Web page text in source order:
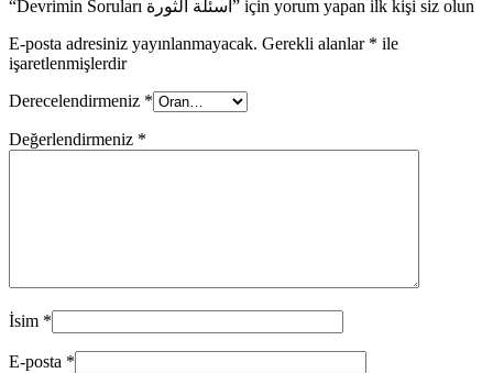
“Devrimin Soruları أسئلة الثورة” için yorum yapan ilk kişi siz olun
E-posta adresiniz yayınlanmayacak. Gerekli alanlar * ile
işaretlenmişlerdir
Derecelendirmeniz *
Değerlendirmeniz *
İsim *
E-posta *